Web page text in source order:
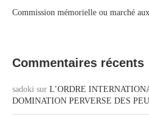
Commission mémorielle ou marché
Commentaires récents
sadoki sur L’ORDRE
DOMINATION PERVERSE DES